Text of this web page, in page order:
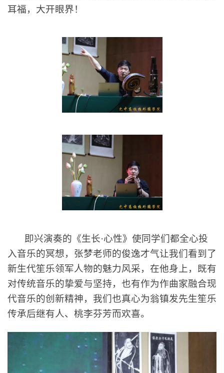
耳福，大开眼界！
即兴演奏的《生长·心性》使同学们都全心投
入音乐的冥想，张梦老师的俊逸才气让我们看到了
新生代笙乐领军人物的魅力风采，在他身上，既有
对传统音乐的挚爱与坚持，也有作为作曲家融合现
代音乐的创新精神，我们也真心为翁镇发先生笙乐
传承后继有人、桃李芬芳而欢喜。